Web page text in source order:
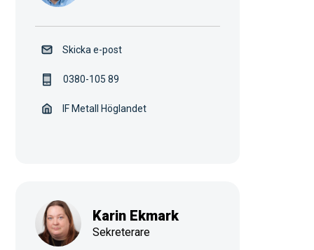
Skicka e-post
0380-105 89
IF Metall Höglandet
Karin Ekmark
Sekreterare